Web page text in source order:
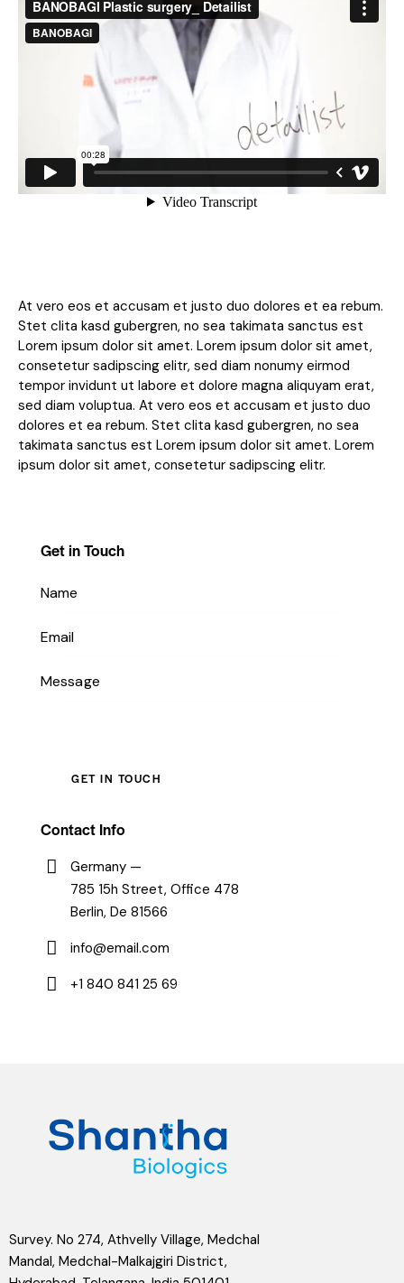
At vero eos et accusam et justo duo dolores et ea rebum.
Stet clita kasd gubergren, no sea takimata sanctus est
Lorem ipsum dolor sit amet. Lorem ipsum dolor sit amet,
consetetur sadipscing elitr, sed diam nonumy eirmod
tempor invidunt ut labore et dolore magna aliquyam erat,
sed diam voluptua. At vero eos et accusam et justo duo
dolores et ea rebum. Stet clita kasd gubergren, no sea
takimata sanctus est Lorem ipsum dolor sit amet. Lorem
ipsum dolor sit amet, consetetur sadipscing elitr.
Get in Touch
Contact Info
Germany —
785 15h Street, Office 478
Berlin, De 81566
info@email.com
+1 840 841 25 69
Survey. No 274, Athvelly Village, Medchal
Mandal, Medchal-Malkajgiri District,